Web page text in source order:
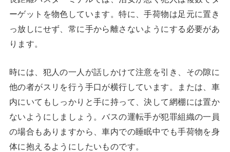
ーゲットを物色しています。特に、手荷物は足元に置き
っ放しにせず、常に手から離さないようにする必要があ
ります。
時には、犯人の一人が話しかけて注意を引き、その隙に
他の者がスリを行う手口が横行しています。または、車
内にいてもしっかりと手に持って、決して網棚には置か
ないようにしましょう。バスの運転手が犯罪組織の一員
の場合もありますから、車内での睡眠中でも手荷物を身
体に抱えるようにしたいものです。